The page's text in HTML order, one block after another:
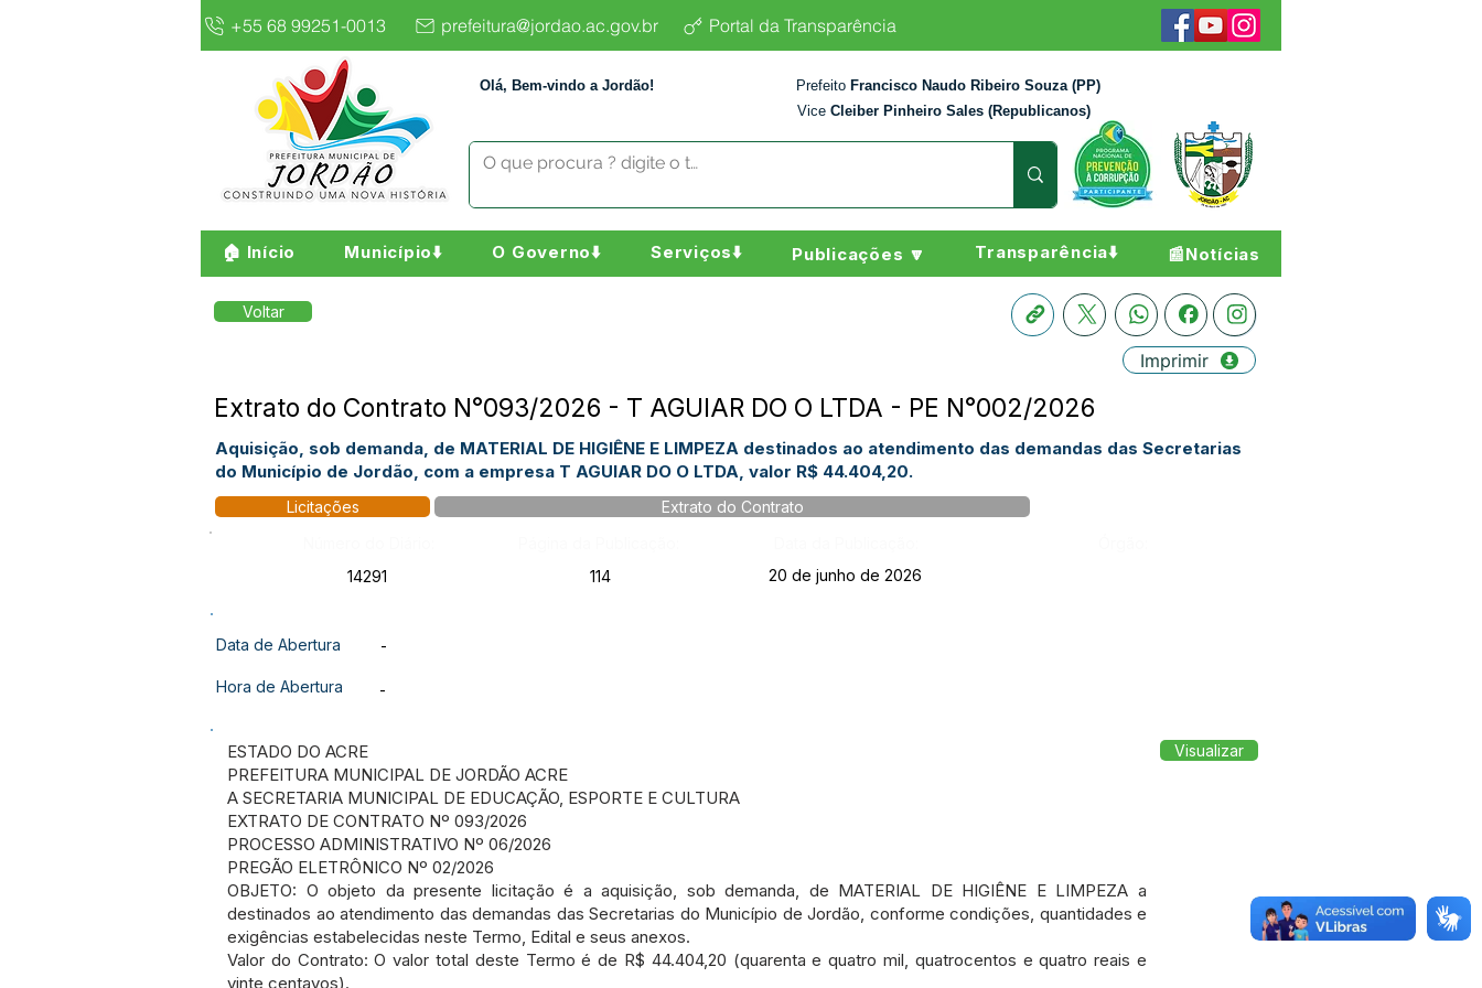
+55 68 99251-0013 prefeitura@jordao.ac.gov.br Portal da Transparência
Olá, Bem-vindo a Jordão! Prefeito Francisco Naudo Ribeiro Souza (PP)
Vice Cleiber Pinheiro Sales (Republicanos)
🏠 Início Município⬇️ O Governo⬇️ Serviços⬇️ Publicações 🔽 Transparência⬇️ 📰Notícias
Voltar
Imprimir
Extrato do Contrato N°093/2026 - T AGUIAR DO O LTDA - PE N°002/2026
Aquisição, sob demanda, de MATERIAL DE HIGIÊNE E LIMPEZA destinados ao atendimento das demandas das Secretarias
do Município de Jordão, com a empresa T AGUIAR DO O LTDA, valor R$ 44.404,20.
Licitações
Extrato do Contrato
14291
114 20 de junho de 2026
Data de Abertura -
Hora de Abertura -
ESTADO DO ACRE
PREFEITURA MUNICIPAL DE JORDÃO ACRE
A SECRETARIA MUNICIPAL DE EDUCAÇÃO, ESPORTE E CULTURA
EXTRATO DE CONTRATO Nº 093/2026
PROCESSO ADMINISTRATIVO Nº 06/2026
PREGÃO ELETRÔNICO Nº 02/2026
OBJETO: O objeto da presente licitação é a aquisição, sob demanda, de MATERIAL DE HIGIÊNE E LIMPEZA a
destinados ao atendimento das demandas das Secretarias do Município de Jordão, conforme condições, quantidades e
exigências estabelecidas neste Termo, Edital e seus anexos.
Valor do Contrato: O valor total deste Termo é de R$ 44.404,20 (quarenta e quatro mil, quatrocentos e quatro reais e
vinte centavos).
Visualizar